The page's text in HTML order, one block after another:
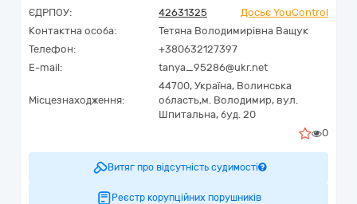
ЄДРПОУ:
42631325
Досьє YouControl
Контактна особа:
Тетяна Володимирівна Ващук
Телефон:
+380632127397
E-mail:
tanya_95286@ukr.net
Місцезнаходження:
44700, Україна, Волинська
область,м. Володимир, вул.
Шпитальна, буд. 20
0
Витяг про відсутність судимості
Реєстр корупційних порушників